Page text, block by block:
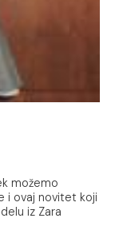
možemo
i ovaj novitet koji
iz Zara